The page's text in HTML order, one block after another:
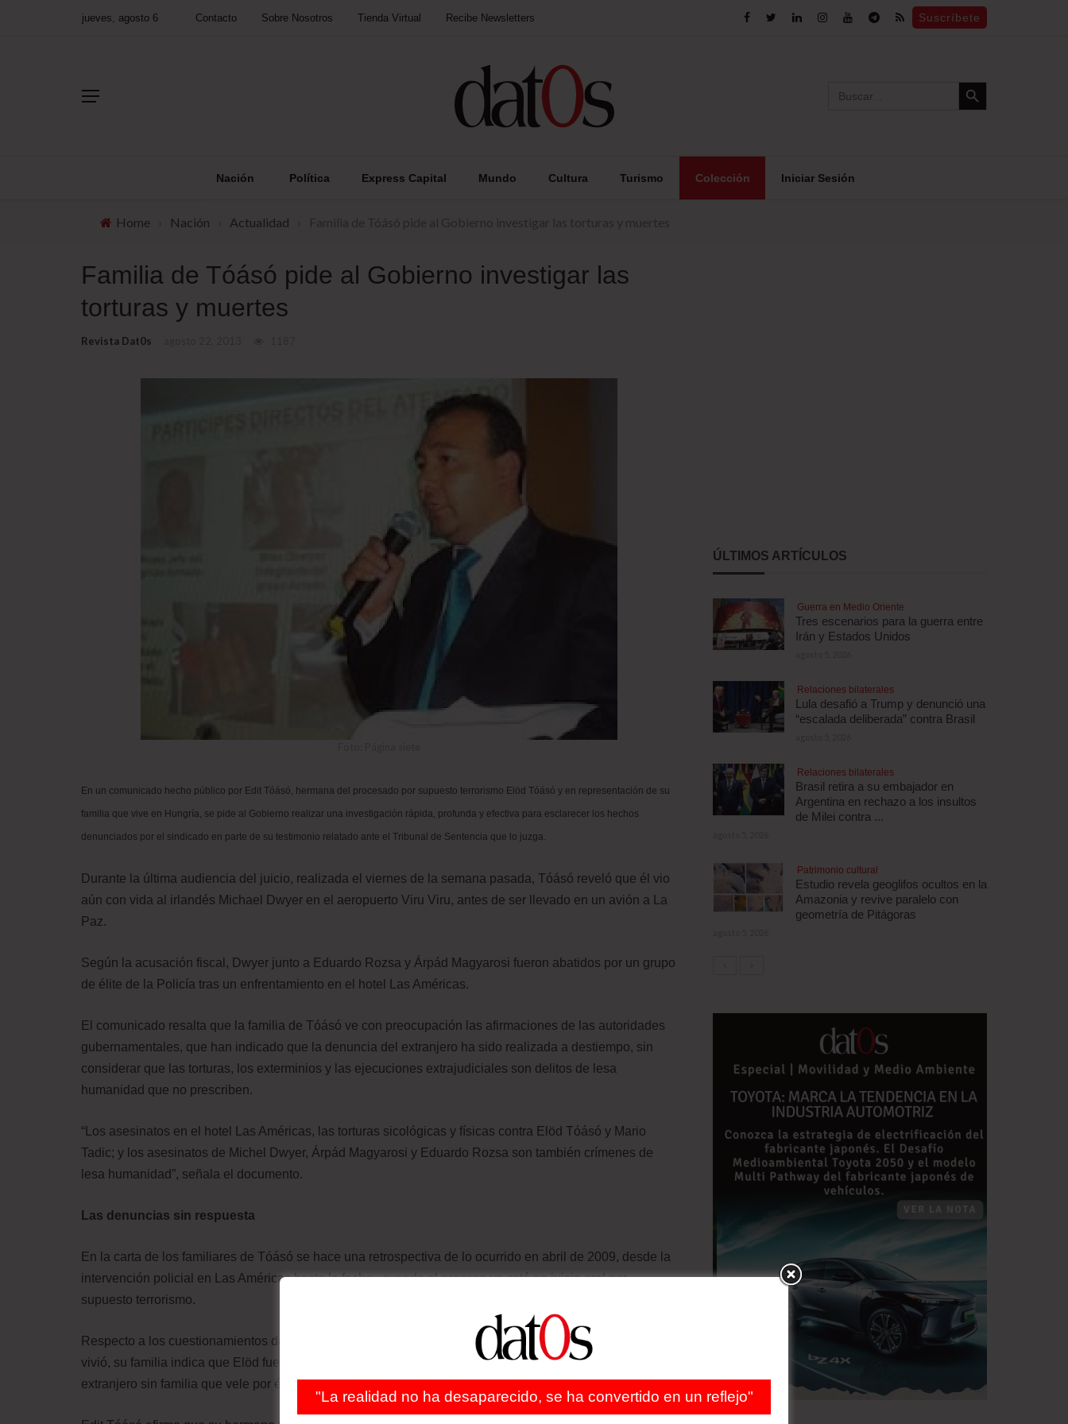
jueves, agosto 6 Contacto Sobre Nosotros Tienda Virtual Recibe Newsletters Suscríbete
for:
Search Button
Nación Política Express Capital Mundo Cultura Turismo Colección Iniciar Sesión
Home Nación Actualidad
Familia de Tóásó pide al Gobierno investigar las
torturas y muertes
Revista Dat0s
En un comunicado hecho público por Edit Tóásó, hermana del procesado por supuesto terrorismo Elöd Tóásó y en representación de su
familia que vive en Hungría, se pide al Gobierno realizar una investigación rápida, profunda y efectiva para esclarecer los hechos
denunciados por el sindicado en parte de su testimonio relatado ante el Tribunal de Sentencia que lo juzga.
Durante la última audiencia del juicio, realizada el viernes de la semana pasada, Tóásó reveló que él vio
aún con vida al irlandés Michael Dwyer en el aeropuerto Viru Viru, antes de ser llevado en un avión a La
Paz.
Según la acusación fiscal, Dwyer junto a Eduardo Rozsa y Árpád Magyarosi fueron abatidos por un grupo
de élite de la Policía tras un enfrentamiento en el hotel Las Américas.
El comunicado resalta que la familia de Tóásó ve con preocupación las afirmaciones de las autoridades
gubernamentales, que han indicado que la denuncia del extranjero ha sido realizada a destiempo, sin
considerar que las torturas, los exterminios y las ejecuciones extrajudiciales son delitos de lesa
humanidad que no prescriben.
“Los asesinatos en el hotel Las Américas, las torturas sicológicas y físicas contra Elöd Tóásó y Mario
Tadic; y los asesinatos de Michel Dwyer, Árpád Magyarosi y Eduardo Rozsa son también crímenes de
lesa humanidad”, señala el documento.
Las denuncias sin respuesta
En la carta de los familiares de Tóásó se hace una retrospectiva de lo ocurrido en abril de 2009, desde la
intervención policial en Las Américas hasta la fecha, cuando el proceso ya está en juicio oral por
supuesto terrorismo.
Respecto a los cuestionamientos del porqué el húngaro recién hizo públicas las revelaciones de lo que
vivió, su familia indica que Elöd fue “atrapado”por el estrés y el trauma que sufrió en el país por ser un
extranjero sin familia que vele por él.
ÚLTIMOS ARTÍCULOS
Guerra en Medio Oriente
Tres escenarios para la guerra entre
Irán y Estados Unidos
Relaciones bilaterales
Lula desafió a Trump y denunció una
“escalada deliberada” contra Brasil
Relaciones bilaterales
Brasil retira a su embajador en
Argentina en rechazo a los insultos
de Milei contra ...
Patrimonio cultural
Estudio revela geoglifos ocultos en la
Amazonia y revive paralelo con
geometría de Pitágoras
"La realidad no ha desaparecido, se ha convertido en un reflejo"